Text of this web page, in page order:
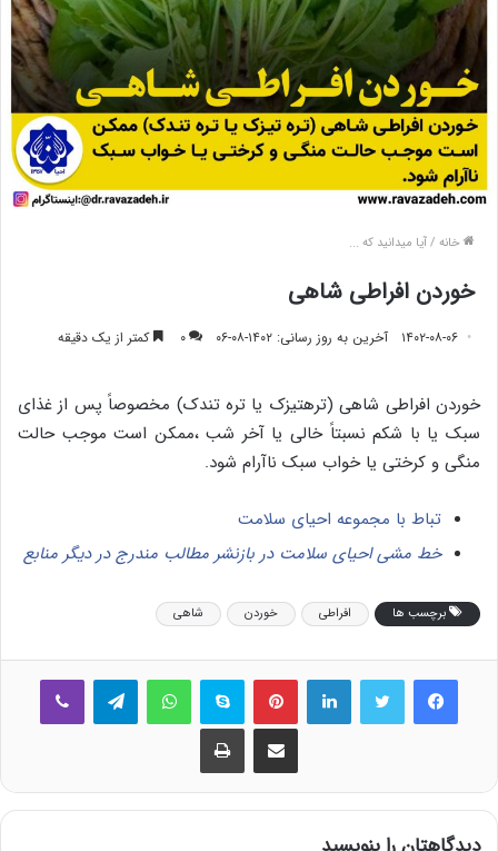
خانه /آیا میدانید که ...
خوردن افراطی شاهی
۱۴۰۲-۰۸-۰۶ آخرین به روز رسانی: ۱۴۰۲-۰۸-۰۶ ۰ کمتر از یک دقیقه
خوردن افراطی شاهی (ترهتیزک یا تره تندک) مخصوصاً پس از غذای
سبک یا با شکم نسبتاً خالی یا آخر شب ،ممکن است موجب حالت
منگی و کرختی یا خواب سبک ناآرام شود.
تباط با مجموعه احیای سلامت
خط مشی احیای سلامت در بازنشر مطالب مندرج در دیگر منابع
برچسب ها افراطی خوردن شاهی
فیس بوک لینکدین ‫پین‌ترست اسکایپ واتس آپ
اشتراک گذاری از طریق ایمیل چاپ